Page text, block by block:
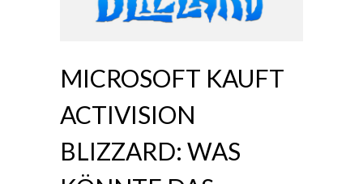
MICROSOFT KAUFT
ACTIVISION
BLIZZARD: WAS